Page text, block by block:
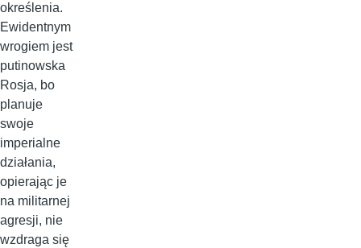
określenia.
Ewidentnym
wrogiem jest
putinowska
Rosja, bo
planuje
swoje
imperialne
działania,
opierając je
na militarnej
agresji, nie
wzdraga się